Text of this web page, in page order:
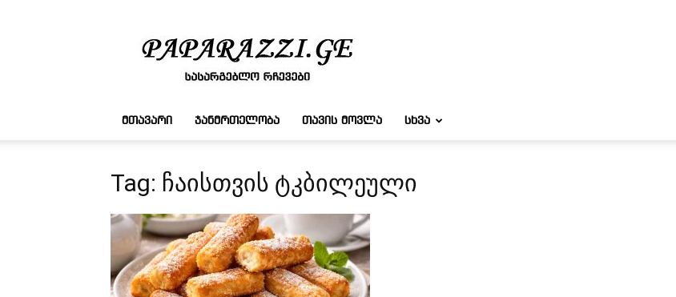
რჩევები
ᲛᲗᲐᲕᲐᲠᲘ ᲯᲐᲜᲛᲠᲗᲔᲚᲝᲑᲐ ᲗᲐᲕᲘᲡ ᲛᲝᲕᲚᲐ ᲡᲮᲕᲐ
Tag: ჩაისთვის ტკბილეული